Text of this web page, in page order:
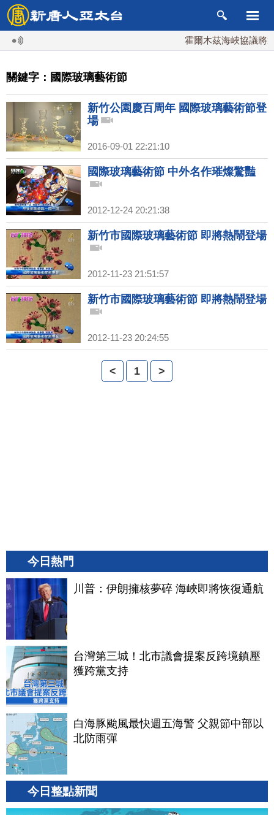
霍爾木茲海峽協議將達
關鍵字：國際玻璃藝術節
新竹公園慶百周年 國際玻璃藝術節登
場
2016-09-01 22:21:10
國際玻璃藝術節 中外名作璀燦驚豔
2012-12-24 20:21:38
新竹市國際玻璃藝術節 即將熱鬧登場
2012-11-23 21:51:57
新竹市國際玻璃藝術節 即將熱鬧登場
2012-11-23 20:24:55
< 1 >
今日熱門
川普：伊朗擁核夢碎 海峽即將恢復通航
台灣第三城！北市議會提案反跨境鎮壓
獲跨黨支持
白海豚颱風最快週五海警 父親節中部以
北防雨彈
今日整點新聞